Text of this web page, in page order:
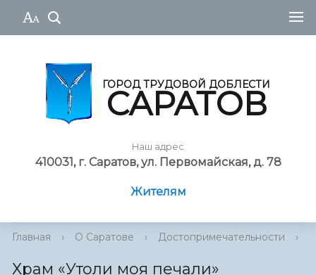
ГОРОД ТРУДОВОЙ ДОБЛЕСТИ
САРАТОВ
Наш адрес
410031, г. Саратов, ул. Первомайская, д. 78
Жителям
Главная › О Саратове › Достопримечательности ›
Храм «Утоли моя печали»